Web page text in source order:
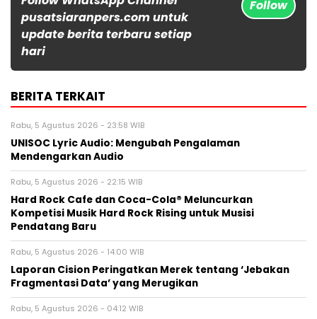
pusatsiaranpers.com untuk
update berita terbaru setiap
hari
Follow
BERITA TERKAIT
Rabu, 5 Agustus 2026 - 23:58 WIB
UNISOC Lyric Audio: Mengubah Pengalaman
Mendengarkan Audio
Rabu, 5 Agustus 2026 - 22:15 WIB
Hard Rock Cafe dan Coca-Cola® Meluncurkan
Kompetisi Musik Hard Rock Rising untuk Musisi
Pendatang Baru
Rabu, 5 Agustus 2026 - 14:00 WIB
Laporan Cision Peringatkan Merek tentang ‘Jebakan
Fragmentasi Data’ yang Merugikan
Rabu, 5 Agustus 2026 - 04:12 WIB